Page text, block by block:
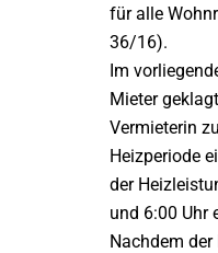
für alle
36/16).
Im
Mieter
Vermieterin
Heizperiode
der
und 6:00 Uhr
Nachdem